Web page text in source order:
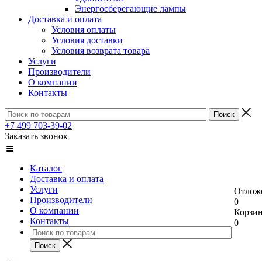
Энергосберегающие лампы
Доставка и оплата
Условия оплаты
Условия доставки
Условия возврата товара
Услуги
Производители
О компании
Контакты
+7 499 703-39-02
Заказать звонок
Каталог
Доставка и оплата
Услуги
Производители
О компании
Контакты
0
0